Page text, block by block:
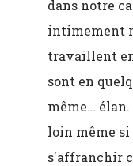
dans notre
intimement
travaillent
sont en
même…
loin même
s'affranchir